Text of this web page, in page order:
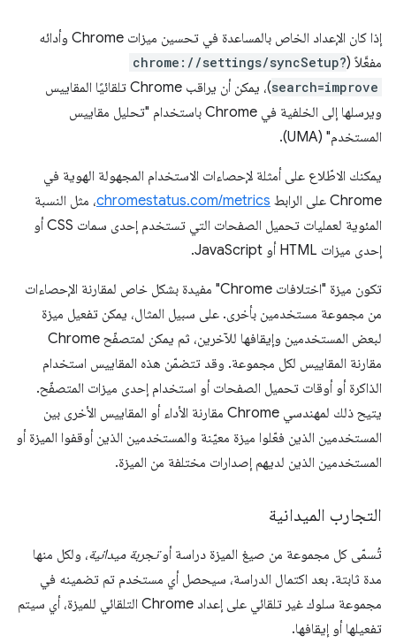
إذا كان الإعداد الخاص بالمساعدة في تحسين ميزات Chrome وأدائه
مفعَّلاً (chrome://settings/syncSetup?
search=improve
)، يمكن أن يراقب Chrome تلقائيًا المقاييس
ويرسلها إلى الخلفية في Chrome باستخدام "تحليل مقاييس
المستخدم" (UMA).
يمكنك الاطّلاع على أمثلة لإحصاءات الاستخدام المجهولة الهوية في
Chrome على الرابط
chromestatus.com/metrics، مثل النسبة
المئوية لعمليات تحميل الصفحات التي تستخدم إحدى سمات CSS أو
إحدى ميزات HTML أو JavaScript.
تكون ميزة "اختلافات Chrome" مفيدة بشكل خاص لمقارنة الإحصاءات
من مجموعة مستخدمين بأخرى. على سبيل المثال، يمكن تفعيل ميزة
لبعض المستخدمين وإيقافها للآخرين، ثم يمكن لمتصفّح Chrome
مقارنة المقاييس لكل مجموعة. وقد تتضمّن هذه المقاييس استخدام
الذاكرة أو أوقات تحميل الصفحات أو استخدام إحدى ميزات المتصفّح.
يتيح ذلك لمهندسي Chrome مقارنة الأداء أو المقاييس الأخرى بين
المستخدمين الذين فعّلوا ميزة معيّنة والمستخدمين الذين أوقفوا الميزة أو
المستخدمين الذين لديهم إصدارات مختلفة من الميزة.
التجارب الميدانية
تُسمّى كل مجموعة من صيغ الميزة دراسة أوتجربة ميدانية، ولكل منها
مدة ثابتة. بعد اكتمال الدراسة، سيحصل أي مستخدم تم تضمينه في
مجموعة سلوك غير تلقائي على إعداد Chrome التلقائي للميزة، أي سيتم
تفعيلها أو إيقافها.